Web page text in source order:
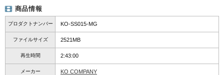
商品情報
プロダクトナンバー KO-SS015-MG
ファイルサイズ 2521MB
再生時間 2:43:00
メーカー KO COMPANY